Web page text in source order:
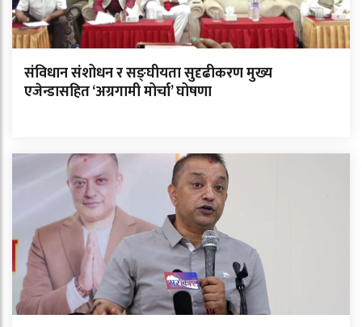
संविधान संशोधन र सङ्घीयता सुदृढीकरण मुख्य
एजेन्डासहित ‘अग्रगामी मोर्चा’ घोषणा